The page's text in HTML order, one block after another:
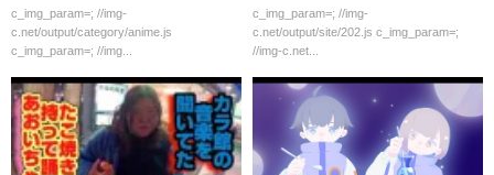
c_img_param=; //img-
c.net/output/category/anime.js
c_img_param=; //img...
ｗ
c_img_param=; //img-
c.net/output/site/202.js c_img_param=;
//img-c.net...